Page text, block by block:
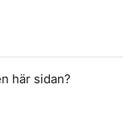
här sidan?